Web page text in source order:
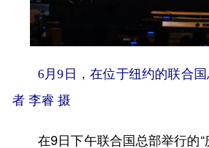
6月9日，在位于纽约的联合国
者 李睿 摄
在9日下午联合国总部举行的“